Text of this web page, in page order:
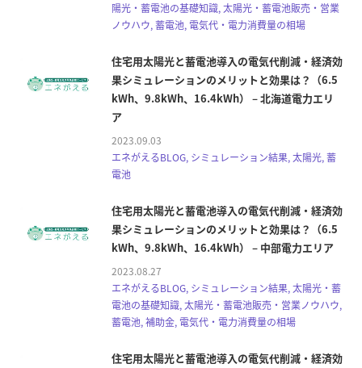
陽光・蓄電池の基礎知識, 太陽光・蓄電池販売・営業
ノウハウ, 蓄電池, 電気代・電力消費量の相場
住宅用太陽光と蓄電池導入の電気代削減・経済効
果シミュレーションのメリットと効果は？（6.5
kWh、9.8kWh、16.4kWh） – 北海道電力エリ
ア
2023.09.03
エネがえるBLOG, シミュレーション結果, 太陽光, 蓄
電池
住宅用太陽光と蓄電池導入の電気代削減・経済効
果シミュレーションのメリットと効果は？（6.5
kWh、9.8kWh、16.4kWh） – 中部電力エリア
2023.08.27
エネがえるBLOG, シミュレーション結果, 太陽光・蓄
電池の基礎知識, 太陽光・蓄電池販売・営業ノウハウ,
蓄電池, 補助金, 電気代・電力消費量の相場
住宅用太陽光と蓄電池導入の電気代削減・経済効